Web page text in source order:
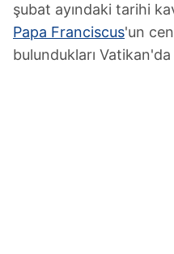
şubat ayındaki tarihi
Papa Franciscus'un
bulundukları